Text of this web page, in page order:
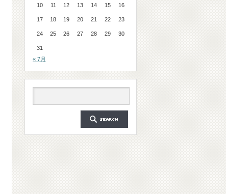
10 11 12 13 14 15 16
17 18 19 20 21 22 23
24 25 26 27 28 29 30
31
« 7月